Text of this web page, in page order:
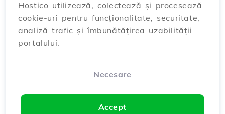
Hostico utilizează, colectează și procesează
cookie-uri pentru funcționalitate, securitate,
analiză trafic și îmbunătățirea uzabilității
portalului.
Necesare
Accept